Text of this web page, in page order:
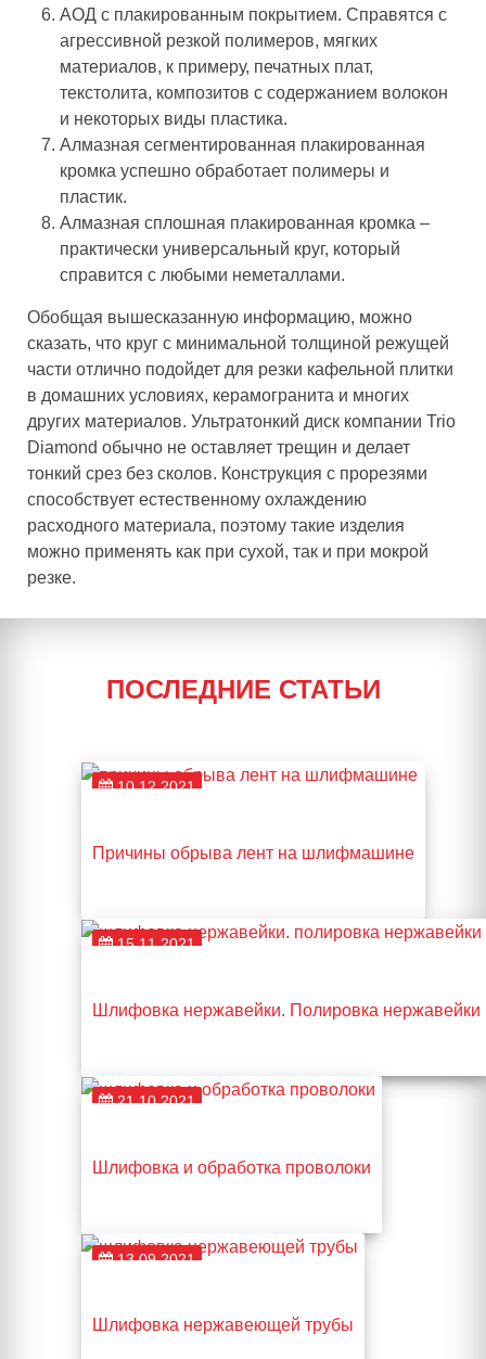
АОД с плакированным покрытием. Справятся с
агрессивной резкой полимеров, мягких
материалов, к примеру, печатных плат,
текстолита, композитов с содержанием волокон
и некоторых виды пластика.
Алмазная сегментированная плакированная
кромка успешно обработает полимеры и
пластик.
Алмазная сплошная плакированная кромка –
практически универсальный круг, который
справится с любыми неметаллами.
Обобщая вышесказанную информацию, можно
сказать, что круг с минимальной толщиной режущей
части отлично подойдет для резки кафельной плитки
в домашних условиях, керамогранита и многих
других материалов. Ультратонкий диск компании Trio
Diamond обычно не оставляет трещин и делает
тонкий срез без сколов. Конструкция с прорезями
способствует естественному охлаждению
расходного материала, поэтому такие изделия
можно применять как при сухой, так и при мокрой
резке.
ПОСЛЕДНИЕ СТАТЬИ
10.12.2021
Причины обрыва лент на шлифмашине
15.11.2021
Шлифовка нержавейки. Полировка нержавейки
21.10.2021
Шлифовка и обработка проволоки
13.09.2021
Шлифовка нержавеющей трубы